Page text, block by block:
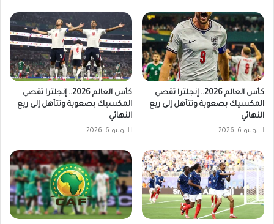
كأس العالم 2026.. إنجلترا تقصي
المكسيك بصعوبة وتتأهل إلى ربع
النهائي
يوليو 6, 2026
كأس العالم 2026.. إنجلترا تقصي
المكسيك بصعوبة وتتأهل إلى ربع
النهائي
يوليو 6, 2026